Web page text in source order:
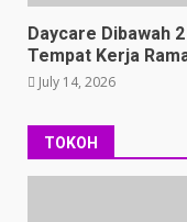
Daycare Dibawah
Tempat Kerja
July 14, 2026
TOKOH